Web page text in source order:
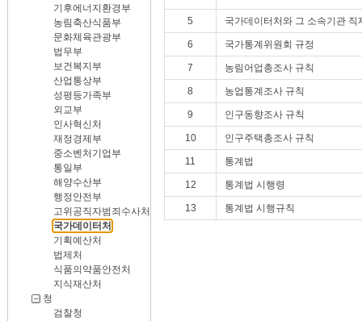
기후에너지환경부
농림축산식품부
문화체육관광부
법무부
보건복지부
산업통상부
성평등가족부
외교부
인사혁신처
재정경제부
중소벤처기업부
통일부
해양수산부
행정안전부
고위공직자범죄수사처
국가데이터처
기획예산처
법제처
식품의약품안전처
지식재산처
청
검찰청
5 국가데이터처와 그 소속기관 직
6 국가통계위원회 규정
7 농림어업총조사 규칙
8 농업통계조사 규칙
9 인구동향조사 규칙
10 인구주택총조사 규칙
11 통계법
12 통계법 시행령
13 통계법 시행규칙